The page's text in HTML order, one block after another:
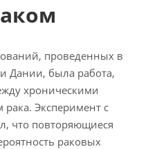
проведенных в
Дании, была работа,
хроническими
Эксперимент с
что повторяющиеся
раковых